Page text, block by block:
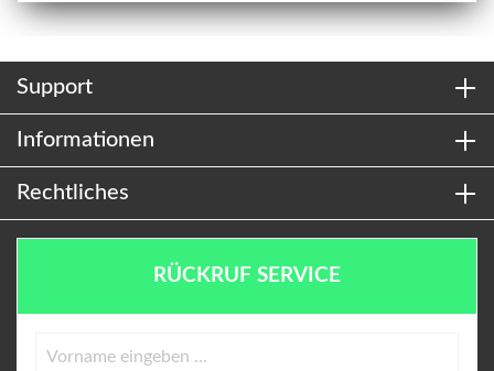
Support
Informationen
Rechtliches
RÜCKRUF SERVICE